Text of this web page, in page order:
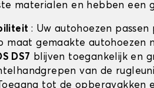
materialen en hebben een
: Uw autohoezen
maat gemaakte autohoezen
DS7 blijven toegankelijk en
van de
tot de opbergvakken